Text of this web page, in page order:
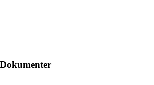
Dokumenter